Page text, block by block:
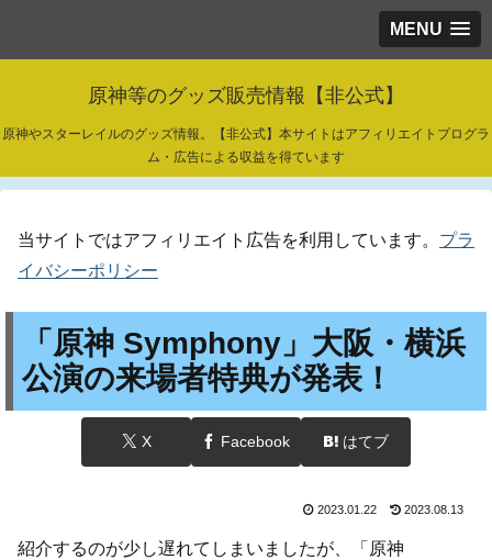
MENU
原神等のグッズ販売情報【非公式】
原神やスターレイルのグッズ情報。【非公式】本サイトはアフィリエイトプログラ
ム・広告による収益を得ています
当サイトではアフィリエイト広告を利用しています。 プラ
イバシーポリシー
「原神 Symphony」大阪・横浜
公演の来場者特典が発表！
X Facebook はてブ
2023.01.22 2023.08.13
紹介するのが少し遅れてしまいましたが、「原神